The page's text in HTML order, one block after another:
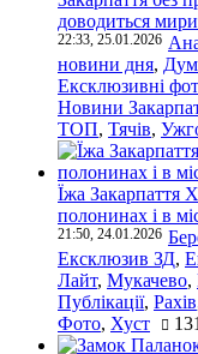
доводиться
22:33, 25.01.2026
новини дня,
Ексклюзивні
Новини
ТОП, Тячів,
Їжа Закарпаття
полонинах і в
21:50, 24.01.2026
Ексклюзив ЗД,
Лайт, Мукачево,
Публікації, Рахів
Фото, Хуст